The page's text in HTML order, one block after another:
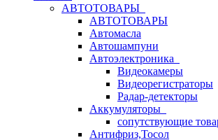
АВТОТОВАРЫ
АВТОТОВАРЫ
Автомасла
Автошампуни
Автоэлектроника
Видеокамеры
Видеорегистраторы
Радар-детекторы
Аккумуляторы
сопутствующие
Антифриз,Тосол